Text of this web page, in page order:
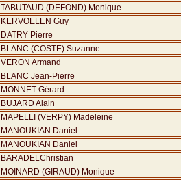
TABUTAUD (DEFOND) Monique
KERVOELEN Guy
DATRY Pierre
BLANC (COSTE) Suzanne
VERON Armand
BLANC Jean-Pierre
MONNET Gérard
BUJARD Alain
MAPELLI (VERPY) Madeleine
MANOUKIAN Daniel
MANOUKIAN Daniel
BARADELChristian
MOINARD (GIRAUD) Monique